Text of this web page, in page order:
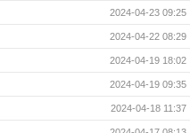
2024-04-23 09:25
2024-04-22 08:29
2024-04-19 18:02
2024-04-19 09:35
2024-04-18 11:37